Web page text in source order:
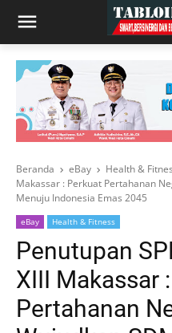
Beranda eBay Health &
Makassar : Perkuat Pertahanan
Menuju Indonesia Emas 2045
eBay Health & Fitness
Penutupan
XIII Makassar
Pertahanan